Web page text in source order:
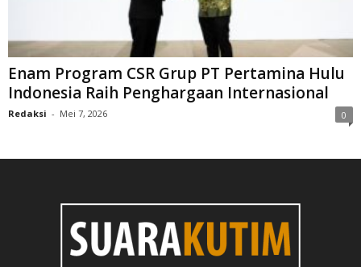
Enam Program CSR Grup PT Pertamina Hulu
Indonesia Raih Penghargaan Internasional
Redaksi - Mei 7, 2026 0